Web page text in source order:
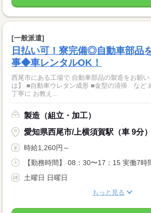
[一般派遣]
日払い可！寮完備◎自動車部品
事◆車レンタルOK！
西尾市にある工場で 自動車部品の製造をお願いします！
は】 ■自動車ウレタン成形 ■金型の清掃 など 細かい作業は先輩が
丁寧に お教え...
製造（組立・加工）
愛知県西尾市/上横須賀駅（車 9分）
時給1,260円～
【勤務時間】 08：30〜17：15 実働7時
土曜日 日曜日
もっと見る